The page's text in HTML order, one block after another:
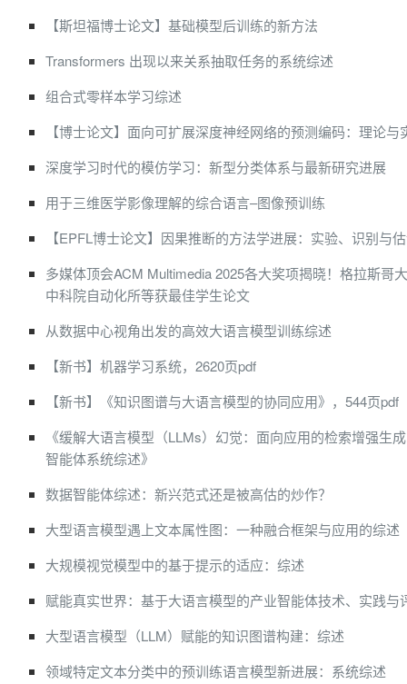
【斯坦福博士论文】基础模型后训练的新方法
Transformers 出现以来关系抽取任务的系统综述
组合式零样本学习综述
【博士论文】面向可扩展深度神经网络的预测编码：理论与
深度学习时代的模仿学习：新型分类体系与最新研究进展
用于三维医学影像理解的综合语言–图像预训练
【EPFL博士论文】因果推断的方法学进展：实验、识别与
多媒体顶会ACM Multimedia 2025各大奖项揭晓！格拉斯哥
中科院自动化所等获最佳学生论文
从数据中心视角出发的高效大语言模型训练综述
【新书】机器学习系统，2620页pdf
【新书】《知识图谱与大语言模型的协同应用》，544页pdf
《缓解大语言模型（LLMs）幻觉：面向应用的检索增强生
智能体系统综述》
数据智能体综述：新兴范式还是被高估的炒作？
大型语言模型遇上文本属性图：一种融合框架与应用的综述
大规模视觉模型中的基于提示的适应：综述
赋能真实世界：基于大语言模型的产业智能体技术、实践与
大型语言模型（LLM）赋能的知识图谱构建：综述
领域特定文本分类中的预训练语言模型新进展：系统综述